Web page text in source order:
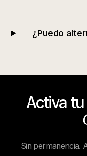
¿Puedo
Activa
Sin permanencia.